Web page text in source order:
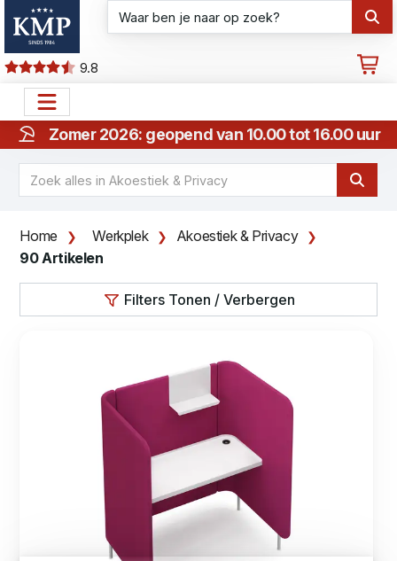
9.8
Zomer 2026: geopend van 10.00 tot 16.00 uur
Home Werkplek
Akoestiek & Privacy
90 Artikelen
Filters Tonen / Verbergen